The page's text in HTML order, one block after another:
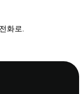
화로.